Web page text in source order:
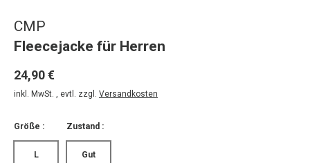
CMP
Fleecejacke für Herren
24,90 €
inkl. MwSt. , evtl. zzgl. Versandkosten
Größe :
L
Zustand :
Gut